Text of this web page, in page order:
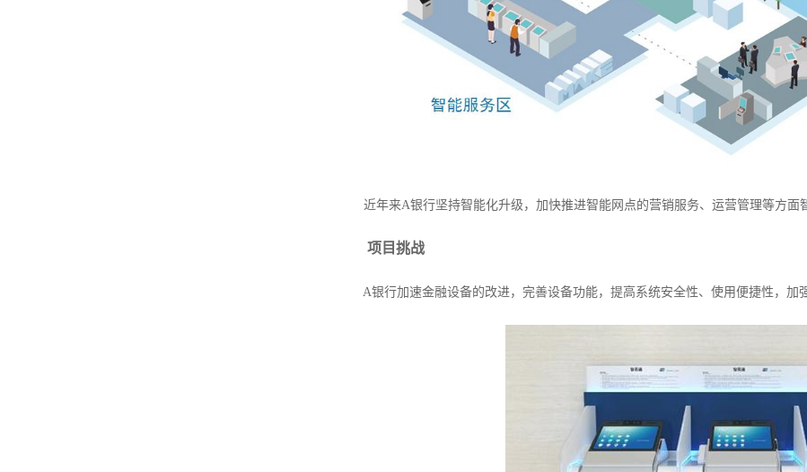
近年来A银行坚持智能化升级，加快推进智能网点的营销服务、运营管理等方面
项目挑战
A银行加速金融设备的改进，完善设备功能，提高系统安全性、使用便捷性，加